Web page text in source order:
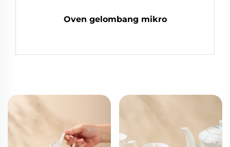
Oven gelombang mikro